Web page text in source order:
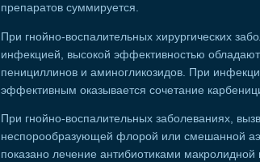
препаратов суммируется.
При гнойно-воспалительных хирургических
инфекцией, высокой эффективностью обладают
пенициллинов и аминогликозидов. При
эффективным оказывается сочетание
При гнойно-воспалительных заболеваниях,
неспорообразующей флорой или смешанной
показано лечение антибиотиками